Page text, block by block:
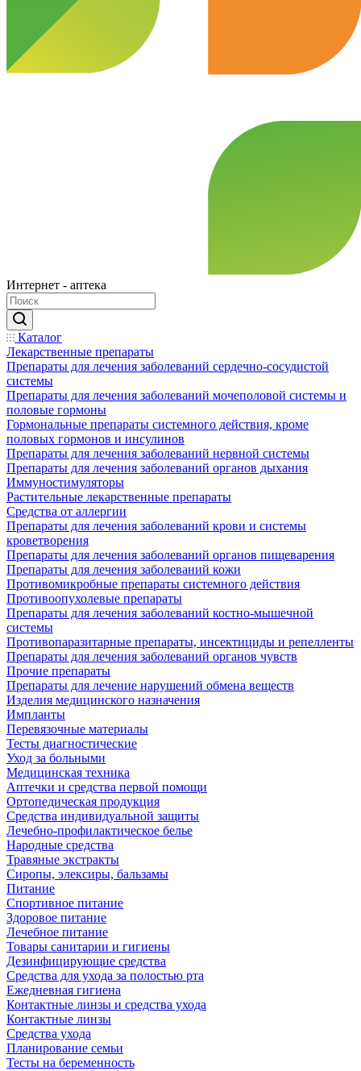
Интернет - аптека
Каталог
Лекарственные препараты
Препараты для лечения заболеваний сердечно-сосудистой
системы
Препараты для лечения заболеваний мочеполовой системы и
половые гормоны
Гормональные препараты системного действия, кроме
половых гормонов и инсулинов
Препараты для лечения заболеваний нервной системы
Препараты для лечения заболеваний органов дыхания
Иммуностимуляторы
Растительные лекарственные препараты
Средства от аллергии
Препараты для лечения заболеваний крови и системы
кроветворения
Препараты для лечения заболеваний органов пищеварения
Препараты для лечения заболеваний кожи
Противомикробные препараты системного действия
Противоопухолевые препараты
Препараты для лечения заболеваний костно-мышечной
системы
Противопаразитарные препараты, инсектициды и репелленты
Препараты для лечения заболеваний органов чувств
Прочие препараты
Препараты для лечение нарушений обмена веществ
Изделия медицинского назначения
Импланты
Перевязочные материалы
Тесты диагностические
Уход за больными
Медицинская техника
Аптечки и средства первой помощи
Ортопедическая продукция
Средства индивидуальной защиты
Лечебно-профилактическое белье
Народные средства
Травяные экстракты
Сиропы, элексиры, бальзамы
Питание
Спортивное питание
Здоровое питание
Лечебное питание
Товары санитарии и гигиены
Дезинфицирующие средства
Средства для ухода за полостью рта
Ежедневная гигиена
Контактные линзы и средства ухода
Контактные линзы
Средства ухода
Планирование семьи
Тесты на беременность